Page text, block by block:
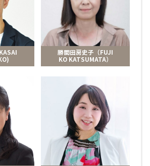
勝間田房史子（FUJI
KO KATSUMATA）